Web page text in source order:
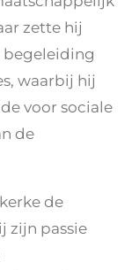
zette hij
begeleiding
waarbij hij
voor sociale
de
de
zijn passie